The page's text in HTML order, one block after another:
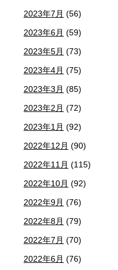
2023年7月 (56)
2023年6月 (59)
2023年5月 (73)
2023年4月 (75)
2023年3月 (85)
2023年2月 (72)
2023年1月 (92)
2022年12月 (90)
2022年11月 (115)
2022年10月 (92)
2022年9月 (76)
2022年8月 (79)
2022年7月 (70)
2022年6月 (76)